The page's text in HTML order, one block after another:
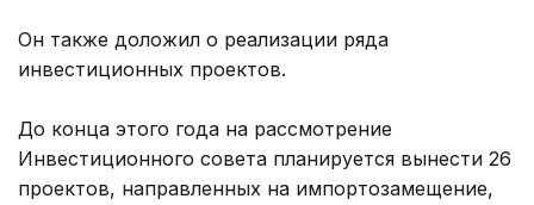
Он также доложил о реализации ряда
инвестиционных проектов.
До конца этого года на рассмотрение
Инвестиционного совета планируется вынести 26
проектов, направленных на импортозамещение,